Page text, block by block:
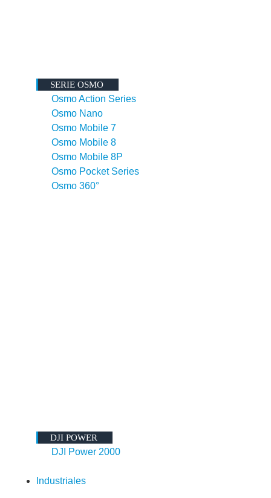
SERIE OSMO
Osmo Action Series
Osmo Nano
Osmo Mobile 7
Osmo Mobile 8
Osmo Mobile 8P
Osmo Pocket Series
Osmo 360°
DJI POWER
DJI Power 2000
Industriales